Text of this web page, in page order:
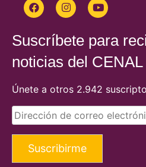
Suscríbete para
noticias del CENAL
Únete a otros 2.942
Suscribirme